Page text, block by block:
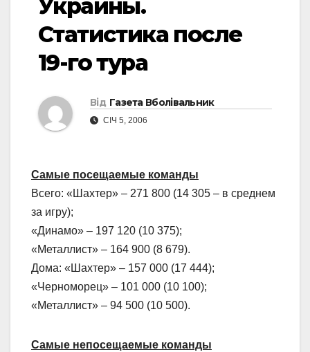
Украины.
Статистика после
19-го тура
Від Газета Вболівальник
СІЧ 5, 2006
Самые посещаемые команды
Всего: «Шахтер» – 271 800 (14 305 – в среднем
за игру);
«Динамо» – 197 120 (10 375);
«Металлист» – 164 900 (8 679).
Дома: «Шахтер» – 157 000 (17 444);
«Черноморец» – 101 000 (10 100);
«Металлист» – 94 500 (10 500).
Самые непосещаемые команды